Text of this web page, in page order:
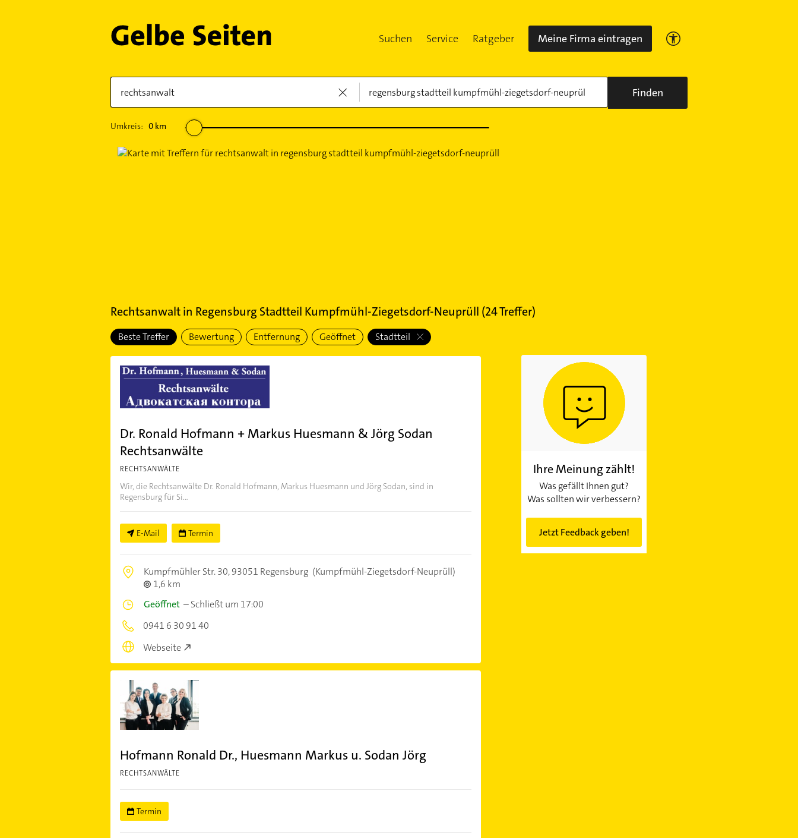
Suchen Service Ratgeber Meine Firma eintragen
Finden
Umkreis: 0km
Rechtsanwaltin Regensburg Stadtteil Kumpfmühl-Ziegetsdorf-Neuprüll (24Treffer)
Beste Treffer Bewertung Entfernung Geöffnet Stadtteil
Dr. Ronald Hofmann + Markus Huesmann & Jörg Sodan
Rechtsanwälte
RECHTSANWÄLTE
Wir, die Rechtsanwälte Dr. Ronald Hofmann, Markus Huesmann und Jörg Sodan, sind in
Regensburg für Si...
E-Mail Termin
Kumpfmühler Str. 30,93051 Regensburg (Kumpfmühl-Ziegetsdorf-Neuprüll)
1,6 km
Geöffnet–Schließt um 17:00
0941 6 30 91 40
Webseite
Hofmann Ronald Dr., Huesmann Markus u. Sodan Jörg
RECHTSANWÄLTE
Termin
Ihre Meinung zählt!
Was gefällt Ihnen gut?
Was sollten wir verbessern?
Jetzt Feedback geben!